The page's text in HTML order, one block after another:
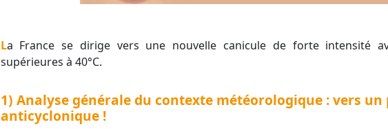
La France se dirige vers une nouvelle canicule de forte intensité avec de nombreuses températures
supérieures à 40°C.
1) Analyse générale du contexte météorologique : vers
anticyclonique !